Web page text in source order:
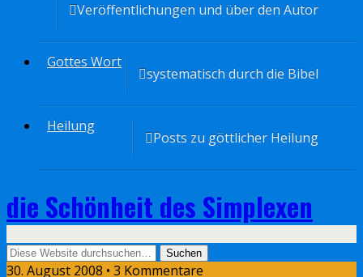
Veröffentlichungen und über den Autor
Gottes Wort
systematisch durch die Bibel
Heilung
Posts zu göttlicher Heilung
die Schönheit des Simplexen
30. August 2008 • 3 Kommentare